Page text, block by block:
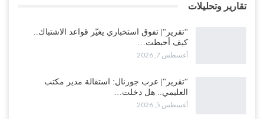
“تعز“| وسط إعادة رسم النفوذ السعودي.. الإصلاح يجدد اتهامه لطارق
تعيد تحشيد قواتها في أهم سواحل اليمن على البحر…
تقارير وتحليلات
“تقرير“| تفوق استخباري يغيّر قواعد الاشتباك..
كيف أحبطت…
أغسطس 7, 2026
“تقرير“| عرب جورنال: استقالة مدير مكتب
العليمي.. هل دخلت…
أغسطس 5, 2026